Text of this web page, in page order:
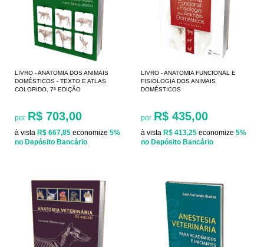
LIVRO - ANATOMIA DOS ANIMAIS
DOMÉSTICOS - TEXTO E ATLAS
COLORIDO, 7ª EDIÇÃO
por R$ 703,00
à vista R$ 667,85 economize 5%
no Depósito Bancário
LIVRO - ANATOMIA FUNCIONAL E
FISIOLOGIA DOS ANIMAIS
DOMÉSTICOS
por R$ 435,00
à vista R$ 413,25 economize 5%
no Depósito Bancário